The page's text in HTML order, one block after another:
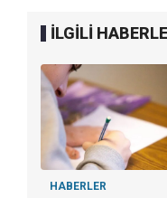
İLGİLİ
HABERLER